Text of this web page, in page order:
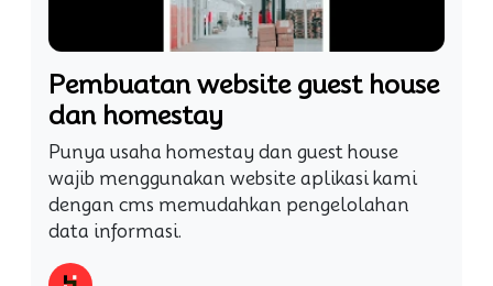
Pembuatan website guest house
dan homestay
Punya usaha homestay dan guest house
wajib menggunakan website aplikasi kami
dengan cms memudahkan pengelolahan
data informasi.